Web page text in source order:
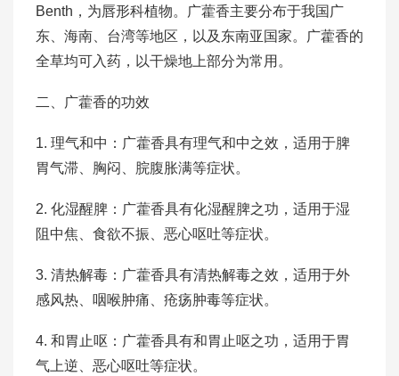
Benth，为唇形科植物。广藿香主要分布于我国广
东、海南、台湾等地区，以及东南亚国家。广藿香的
全草均可入药，以干燥地上部分为常用。
二、广藿香的功效
1. 理气和中：广藿香具有理气和中之效，适用于脾
胃气滞、胸闷、脘腹胀满等症状。
2. 化湿醒脾：广藿香具有化湿醒脾之功，适用于湿
阻中焦、食欲不振、恶心呕吐等症状。
3. 清热解毒：广藿香具有清热解毒之效，适用于外
感风热、咽喉肿痛、疮疡肿毒等症状。
4. 和胃止呕：广藿香具有和胃止呕之功，适用于胃
气上逆、恶心呕吐等症状。